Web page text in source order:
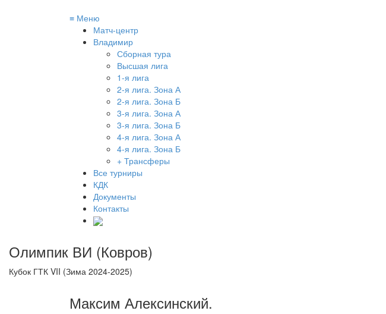
≡ Меню
Матч-центр
Владимир
Сборная тура
Высшая лига
1-я лига
2-я лига. Зона А
2-я лига. Зона Б
3-я лига. Зона А
3-я лига. Зона Б
4-я лига. Зона А
4-я лига. Зона Б
+ Трансферы
Все турниры
КДК
Документы
Контакты
Олимпик ВИ (Ковров)
Кубок ГТК VII (Зима 2024-2025)
Максим Алексинский.